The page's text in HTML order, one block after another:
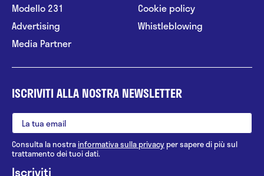
Modello 231
Advertising
Media Partner
Cookie policy
Whistleblowing
ISCRIVITI ALLA NOSTRA NEWSLETTER
Consulta la nostrainformativa sulla privacy per sapere di più sul
trattamento dei tuoi dati.